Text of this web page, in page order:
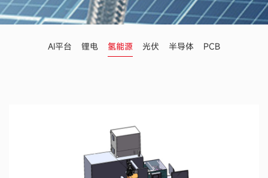
AI平台 锂电 氢能源 光伏 半导体 PCB